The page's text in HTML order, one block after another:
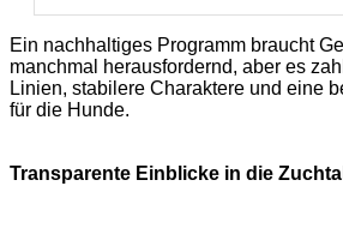
Ein nachhaltiges Programm braucht
manchmal herausfordernd, aber es
Linien, stabilere Charaktere und eine
für die Hunde.
Transparente Einblicke in die